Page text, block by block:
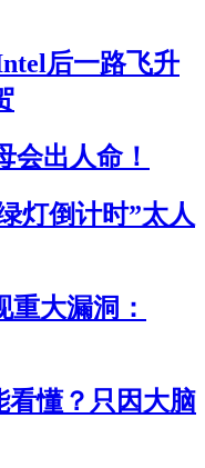
后一路飞升
会出人命！
灯倒计时”太人
大漏洞：
看懂？只因大脑